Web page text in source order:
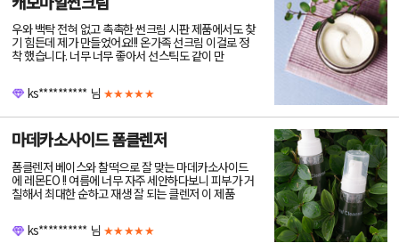
우와 백탁 전혀 없고 촉촉한 썬크림 시판 제품에서도 찾
기 힘든데 제가 만들었어요!!! 온가족 선크림 이걸로 정
착 했습니다. 너무 너무 좋아서 선스틱도 같이 만
ks********** 님 ★★★★★
마데카소사이드 폼클렌저
폼클렌저 베이스와 찰떡으로 잘 맞는 마데카소사이드
에 레몬EO !! 여름에 너무 자주 세안하다보니 피부가 거
칠해서 최대한 순하고 재생 잘 되는 클렌저 이 제품
ks********** 님 ★★★★★